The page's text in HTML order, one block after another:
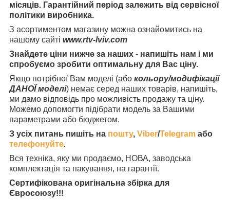
місяців. Гарантійний період залежить від сервісної
політики виробника.
З асортиментом магазину можна ознайомитись на
нашому сайті www.rtv-lviv.com
Знайдете ціни нижче за наших - напишіть нам і ми
спробуємо зробити оптимальну для Вас ціну.
Якщо потрібної Вам моделі (або кольору/модифікації
ДАНОЇ моделі) немає серед наших товарів, напишіть,
ми дамо відповідь про можливість продажу та ціну.
Можемо допомогти підібрати модель за Вашими
параметрами або бюджетом.
З усіх питань пишіть на пошту, Viber/Telegram або
телефонуйте.
Вся техніка, яку ми продаємо, НОВА, заводська
комплектація та пакування, на гарантії.
Сертифікована оригінальна збірка для
Євросоюзу!!!